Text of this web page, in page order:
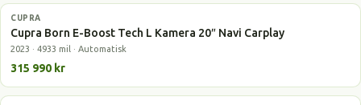
Elbil
CUPRA
Cupra Born E-Boost Tech L Kamera 20″ Navi Carplay
2023 · 4933 mil · Automatisk
315 990 kr